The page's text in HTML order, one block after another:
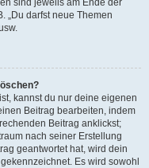
sind jeweils am Ende der
„Du darfst neue Themen
kannst du nur deine eigenen
Beitrag bearbeiten, indem
Beitrag anklickst;
nach seiner Erstellung
geantwortet hat, wird dein
Es wird sowohl